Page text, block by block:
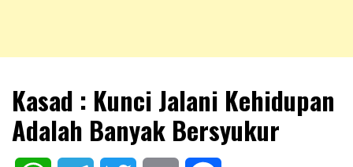
NKRIPOST
Kasad : Kunci Jalani Kehidupan
Adalah Banyak Bersyukur